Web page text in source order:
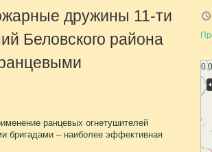
дружины 11-ти
Беловского района
ранцевых огнетушителей
бригадами – наиболее эффективная